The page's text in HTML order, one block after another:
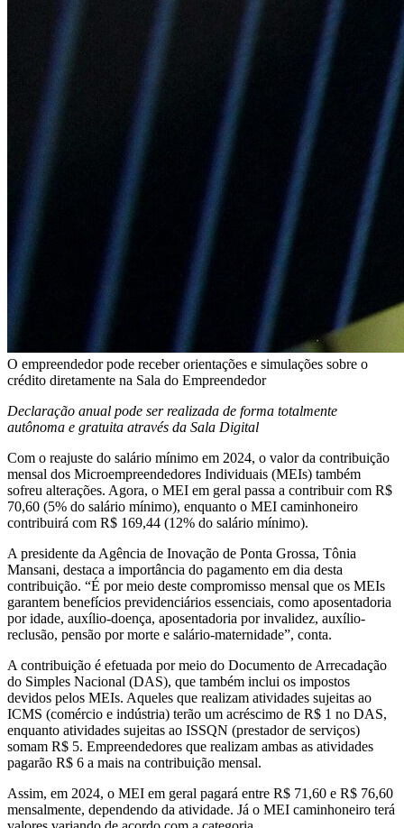
O empreendedor pode receber orientações e simulações sobre o
crédito diretamente na Sala do Empreendedor
Declaração anual pode ser realizada de forma totalmente
autônoma e gratuita através da Sala Digital
Com o reajuste do salário mínimo em 2024, o valor da contribuição
mensal dos Microempreendedores Individuais (MEIs) também
sofreu alterações. Agora, o MEI em geral passa a contribuir com R$
70,60 (5% do salário mínimo), enquanto o MEI caminhoneiro
contribuirá com R$ 169,44 (12% do salário mínimo).
A presidente da Agência de Inovação de Ponta Grossa, Tônia
Mansani, destaca a importância do pagamento em dia desta
contribuição. “É por meio deste compromisso mensal que os MEIs
garantem benefícios previdenciários essenciais, como aposentadoria
por idade, auxílio-doença, aposentadoria por invalidez, auxílio-
reclusão, pensão por morte e salário-maternidade”, conta.
A contribuição é efetuada por meio do Documento de Arrecadação
do Simples Nacional (DAS), que também inclui os impostos
devidos pelos MEIs. Aqueles que realizam atividades sujeitas ao
ICMS (comércio e indústria) terão um acréscimo de R$ 1 no DAS,
enquanto atividades sujeitas ao ISSQN (prestador de serviços)
somam R$ 5. Empreendedores que realizam ambas as atividades
pagarão R$ 6 a mais na contribuição mensal.
Assim, em 2024, o MEI em geral pagará entre R$ 71,60 e R$ 76,60
mensalmente, dependendo da atividade. Já o MEI caminhoneiro terá